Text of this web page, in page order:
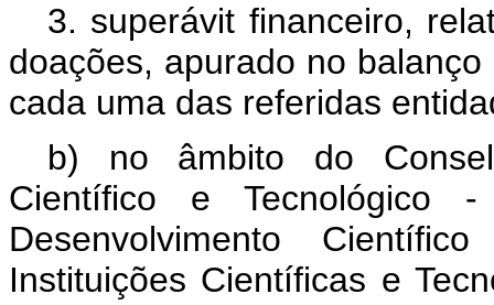
3. superávit financeiro,
doações, apurado no
cada uma das referidas
b) no âmbito do
Científico e Tecnológico
Desenvolvimento
Instituições Científicas e